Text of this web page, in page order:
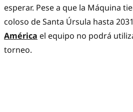
esperar. Pese a que la Máquina
coloso de Santa Úrsula hasta
América el equipo no podrá
torneo.